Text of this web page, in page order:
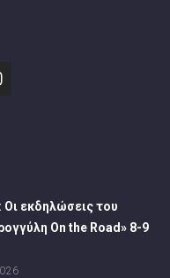
εκδηλώσεις του
On the Road» 8-9